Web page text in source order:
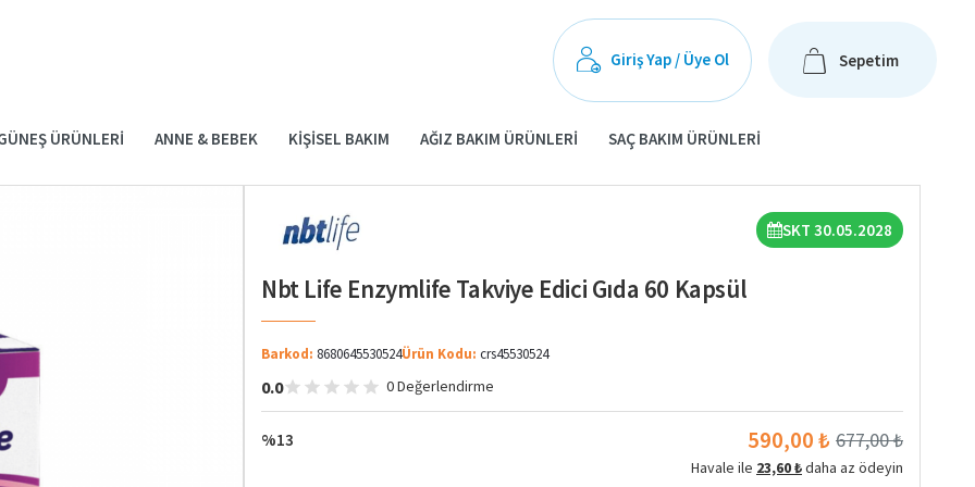
Giriş Yap / Üye Ol Sepetim
ÜRÜNLERI ANNE & BEBEK KIŞISEL BAKIM AĞIZ BAKIM ÜRÜNLERI SAÇ BAKIM ÜRÜNLERI
SKT 30.05.2028
Nbt Life Enzymlife Takviye Edici Gıda 60 Kapsül
Barkod: 8680645530524Ürün Kodu: crs45530524
0.0 0 Değerlendirme
%13 590,00 ₺ 677,00 ₺
Havale ile 23,60 ₺daha az ödeyin